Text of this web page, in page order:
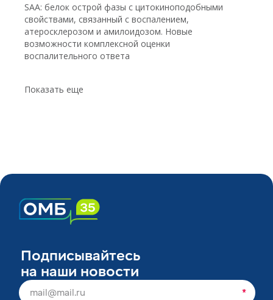
SAA: белок острой фазы с цитокиноподобными
свойствами, связанный с воспалением,
атеросклерозом и амилоидозом. Новые
возможности комплексной оценки
воспалительного ответа
Показать еще
Подписывайтесь
на наши новости
*